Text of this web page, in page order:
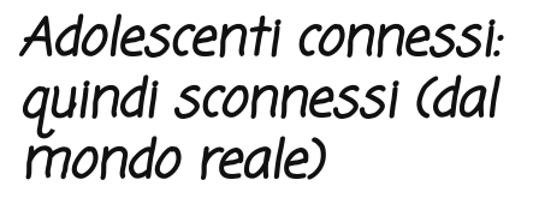
Adolescenti connessi:
quindi sconnessi (dal
mondo reale)